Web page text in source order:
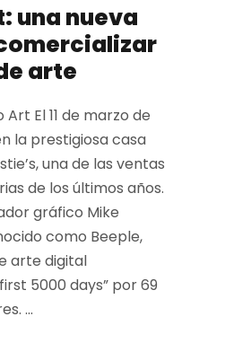
una nueva
arte
El 11 de marzo de
la prestigiosa casa
una de las ventas
de los últimos años.
gráfico Mike
como Beeple,
arte digital
5000 days” por 69
...